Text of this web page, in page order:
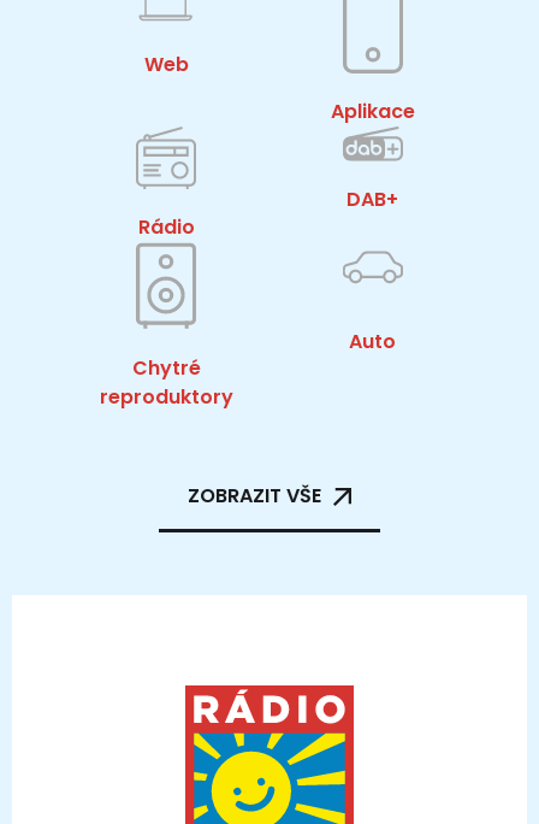
Web
Aplikace
Rádio
DAB+
Chytré
reproduktory
Auto
ZOBRAZIT VŠE